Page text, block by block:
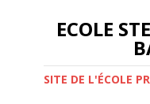
ECOLE
SITE DE L'ÉCOLE